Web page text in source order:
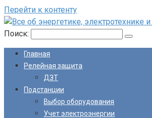
Перейти к контенту
Поиск:
Главная
Релейная защита
ДЗТ
Подстанции
Выбор оборудования
Учет электроэнергии